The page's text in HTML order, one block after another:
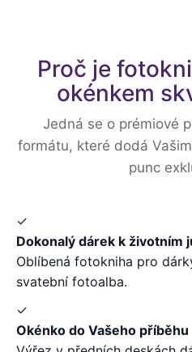
Proč je
okénkem
Jedná se o prémiové
formátu, které dodá
punc
✓
Dokonalý dárek k životním
Oblíbená fotokniha pro
svatební fotoalba.
✓
Okénko do Vašeho příběhu